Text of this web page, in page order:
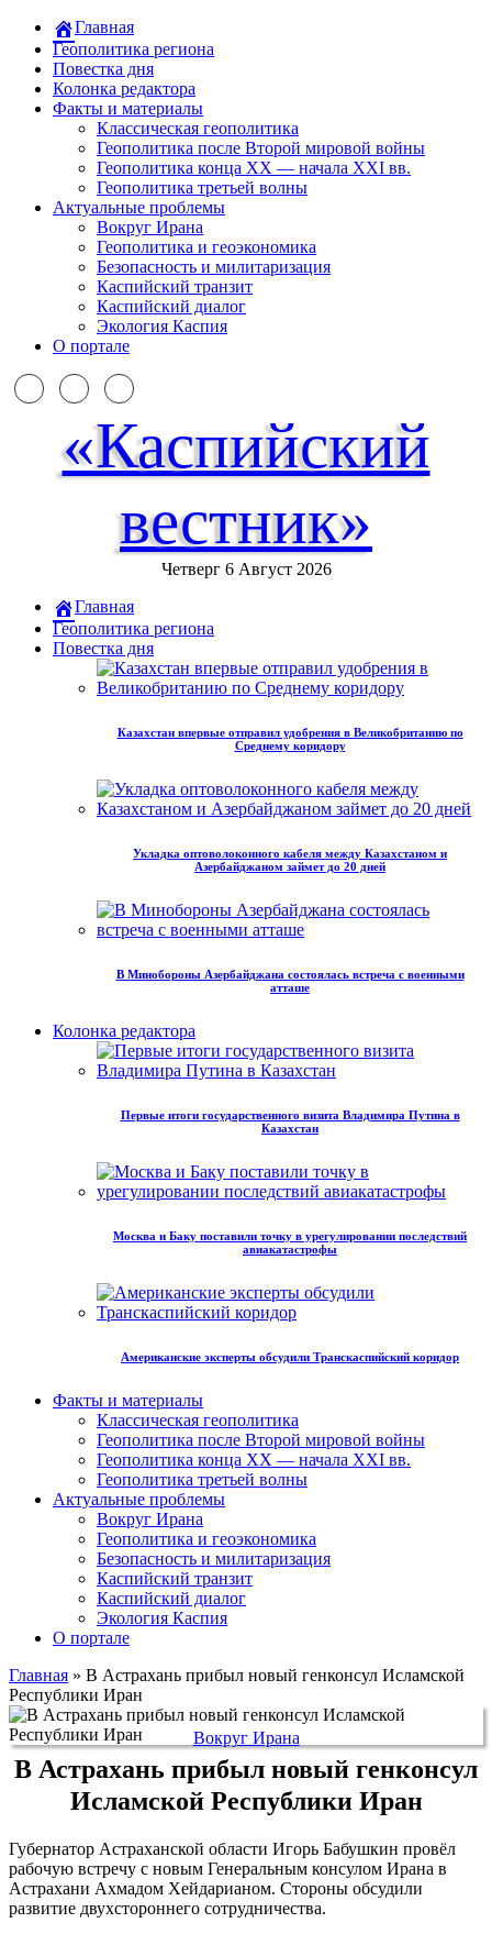
Главная
Геополитика региона
Повестка дня
Колонка редактора
Факты и материалы
Классическая геополитика
Геополитика после Второй мировой войны
Геополитика конца XX — начала XXI вв.
Геополитика третьей волны
Актуальные проблемы
Вокруг Ирана
Геополитика и геоэкономика
Безопасность и милитаризация
Каспийский транзит
Каспийский диалог
Экология Каспия
О портале
«Каспийский
вестник»
Четверг 6 Август 2026
Главная
Геополитика региона
Повестка дня
Казахстан впервые отправил удобрения в Великобританию по
Среднему коридору
Укладка оптоволоконного кабеля между Казахстаном и
Азербайджаном займет до 20 дней
В Минобороны Азербайджана состоялась встреча с военными
атташе
Колонка редактора
Первые итоги государственного визита Владимира Путина в
Казахстан
Москва и Баку поставили точку в урегулировании последствий
авиакатастрофы
Американские эксперты обсудили Транскаспийский коридор
Факты и материалы
Классическая геополитика
Геополитика после Второй мировой войны
Геополитика конца XX — начала XXI вв.
Геополитика третьей волны
Актуальные проблемы
Вокруг Ирана
Геополитика и геоэкономика
Безопасность и милитаризация
Каспийский транзит
Каспийский диалог
Экология Каспия
О портале
Главная » В Астрахань прибыл новый генконсул Исламской
Республики Иран
Вокруг Ирана
В Астрахань прибыл новый генконсул
Исламской Республики Иран
Губернатор Астраханской области Игорь Бабушкин провёл
рабочую встречу с новым Генеральным консулом Ирана в
Астрахани Ахмадом Хейдарианом. Стороны обсудили
развитие двухстороннего сотрудничества.